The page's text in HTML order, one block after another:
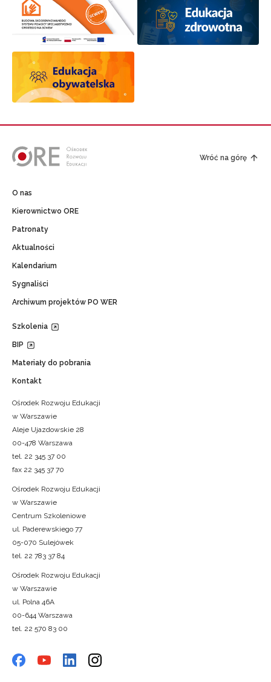
Wróć na górę
O nas
Kierownictwo ORE
Patronaty
Aktualności
Kalendarium
Sygnaliści
Archiwum projektów PO WER
Szkolenia
BIP
Materiały do pobrania
Kontakt
Ośrodek Rozwoju Edukacji
w Warszawie
Aleje Ujazdowskie 28
00-478 Warszawa
tel. 22 345 37 00
fax 22 345 37 70
Ośrodek Rozwoju Edukacji
w Warszawie
Centrum Szkoleniowe
ul. Paderewskiego 77
05-070 Sulejówek
tel. 22 783 37 84
Ośrodek Rozwoju Edukacji
w Warszawie
ul. Polna 46A
00-644 Warszawa
tel. 22 570 83 00